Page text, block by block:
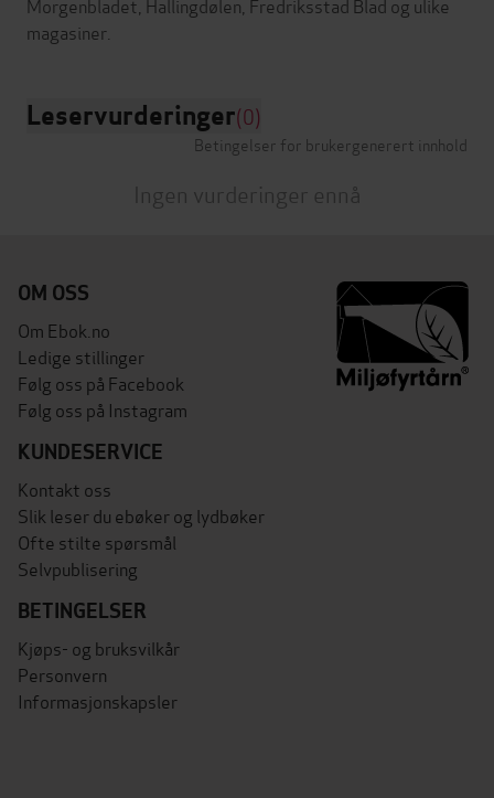
Morgenbladet, Hallingdølen, Fredriksstad Blad og ulike
Leservurderinger(0)
Betingelser for brukergenerert innhold
Ingen vurderinger ennå
OM OSS
Om Ebok.no
Ledige stillinger
Følg oss på Facebook
Følg oss på Instagram
KUNDESERVICE
Kontakt oss
Slik leser du ebøker og lydbøker
Ofte stilte spørsmål
Selvpublisering
BETINGELSER
Kjøps- og bruksvilkår
Personvern
Informasjonskapsler